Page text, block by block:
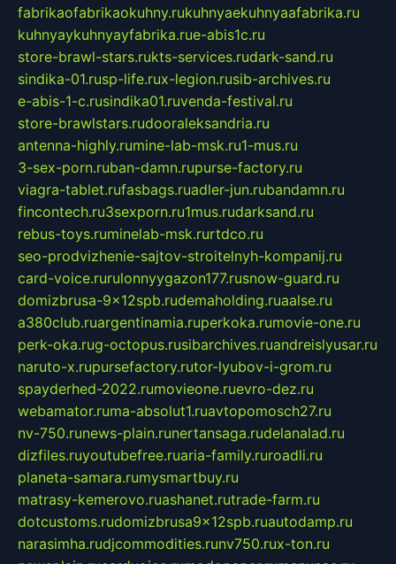
fabrikaofabrikaokuhny.rukuhnyaekuhnyaafabrika.ru
kuhnyaykuhnyayfabrika.rue-abis1c.ru
store-brawl-stars.rukts-services.rudark-sand.ru
sindika-01.rusp-life.rux-legion.rusib-archives.ru
e-abis-1-c.rusindika01.ruvenda-festival.ru
store-brawlstars.rudooraleksandria.ru
antenna-highly.rumine-lab-msk.ru1-mus.ru
3-sex-porn.ruban-damn.rupurse-factory.ru
viagra-tablet.rufasbags.ruadler-jun.rubandamn.ru
fincontech.ru3sexporn.ru1mus.rudarksand.ru
rebus-toys.ruminelab-msk.rurtdco.ru
seo-prodvizhenie-sajtov-stroitelnyh-kompanij.ru
card-voice.rurulonnyygazon177.rusnow-guard.ru
domizbrusa-9x12spb.rudemaholding.ruaalse.ru
a380club.ruargentinamia.ruperkoka.rumovie-one.ru
perk-oka.rug-octopus.rusibarchives.ruandreislyusar.ru
naruto-x.rupursefactory.rutor-lyubov-i-grom.ru
spayderhed-2022.rumovieone.ruevro-dez.ru
webamator.ruma-absolut1.ruavtopomosch27.ru
nv-750.runews-plain.runertansaga.rudelanalad.ru
dizfiles.ruyoutubefree.ruaria-family.ruroadli.ru
planeta-samara.rumysmartbuy.ru
matrasy-kemerovo.ruashanet.rutrade-farm.ru
dotcustoms.rudomizbrusa9x12spb.ruautodamp.ru
narasimha.rudjcommodities.runv750.rux-ton.ru